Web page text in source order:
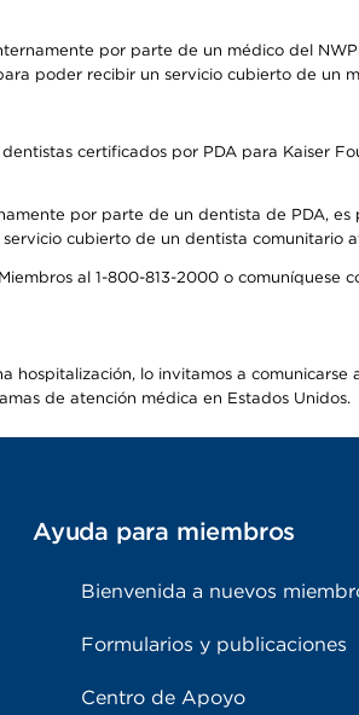
por parte de un médico del
poder recibir un servicio cubierto de un
certificados por PDA para Kaiser
por parte de un dentista de PDA,
cubierto de un dentista comunitario
al 1-800-813-2000 o comuníquese
hospitalización, lo invitamos a comunicarse
de atención médica en Estados Unidos.
Ayuda para miembros
Bienvenida a nuevos
Formularios y publicaciones
Centro de Apoyo